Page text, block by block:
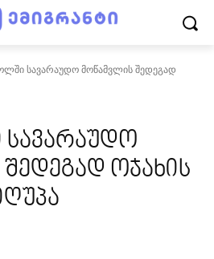
სავარაუდო მოწამვლის შედეგად
ოჯახის